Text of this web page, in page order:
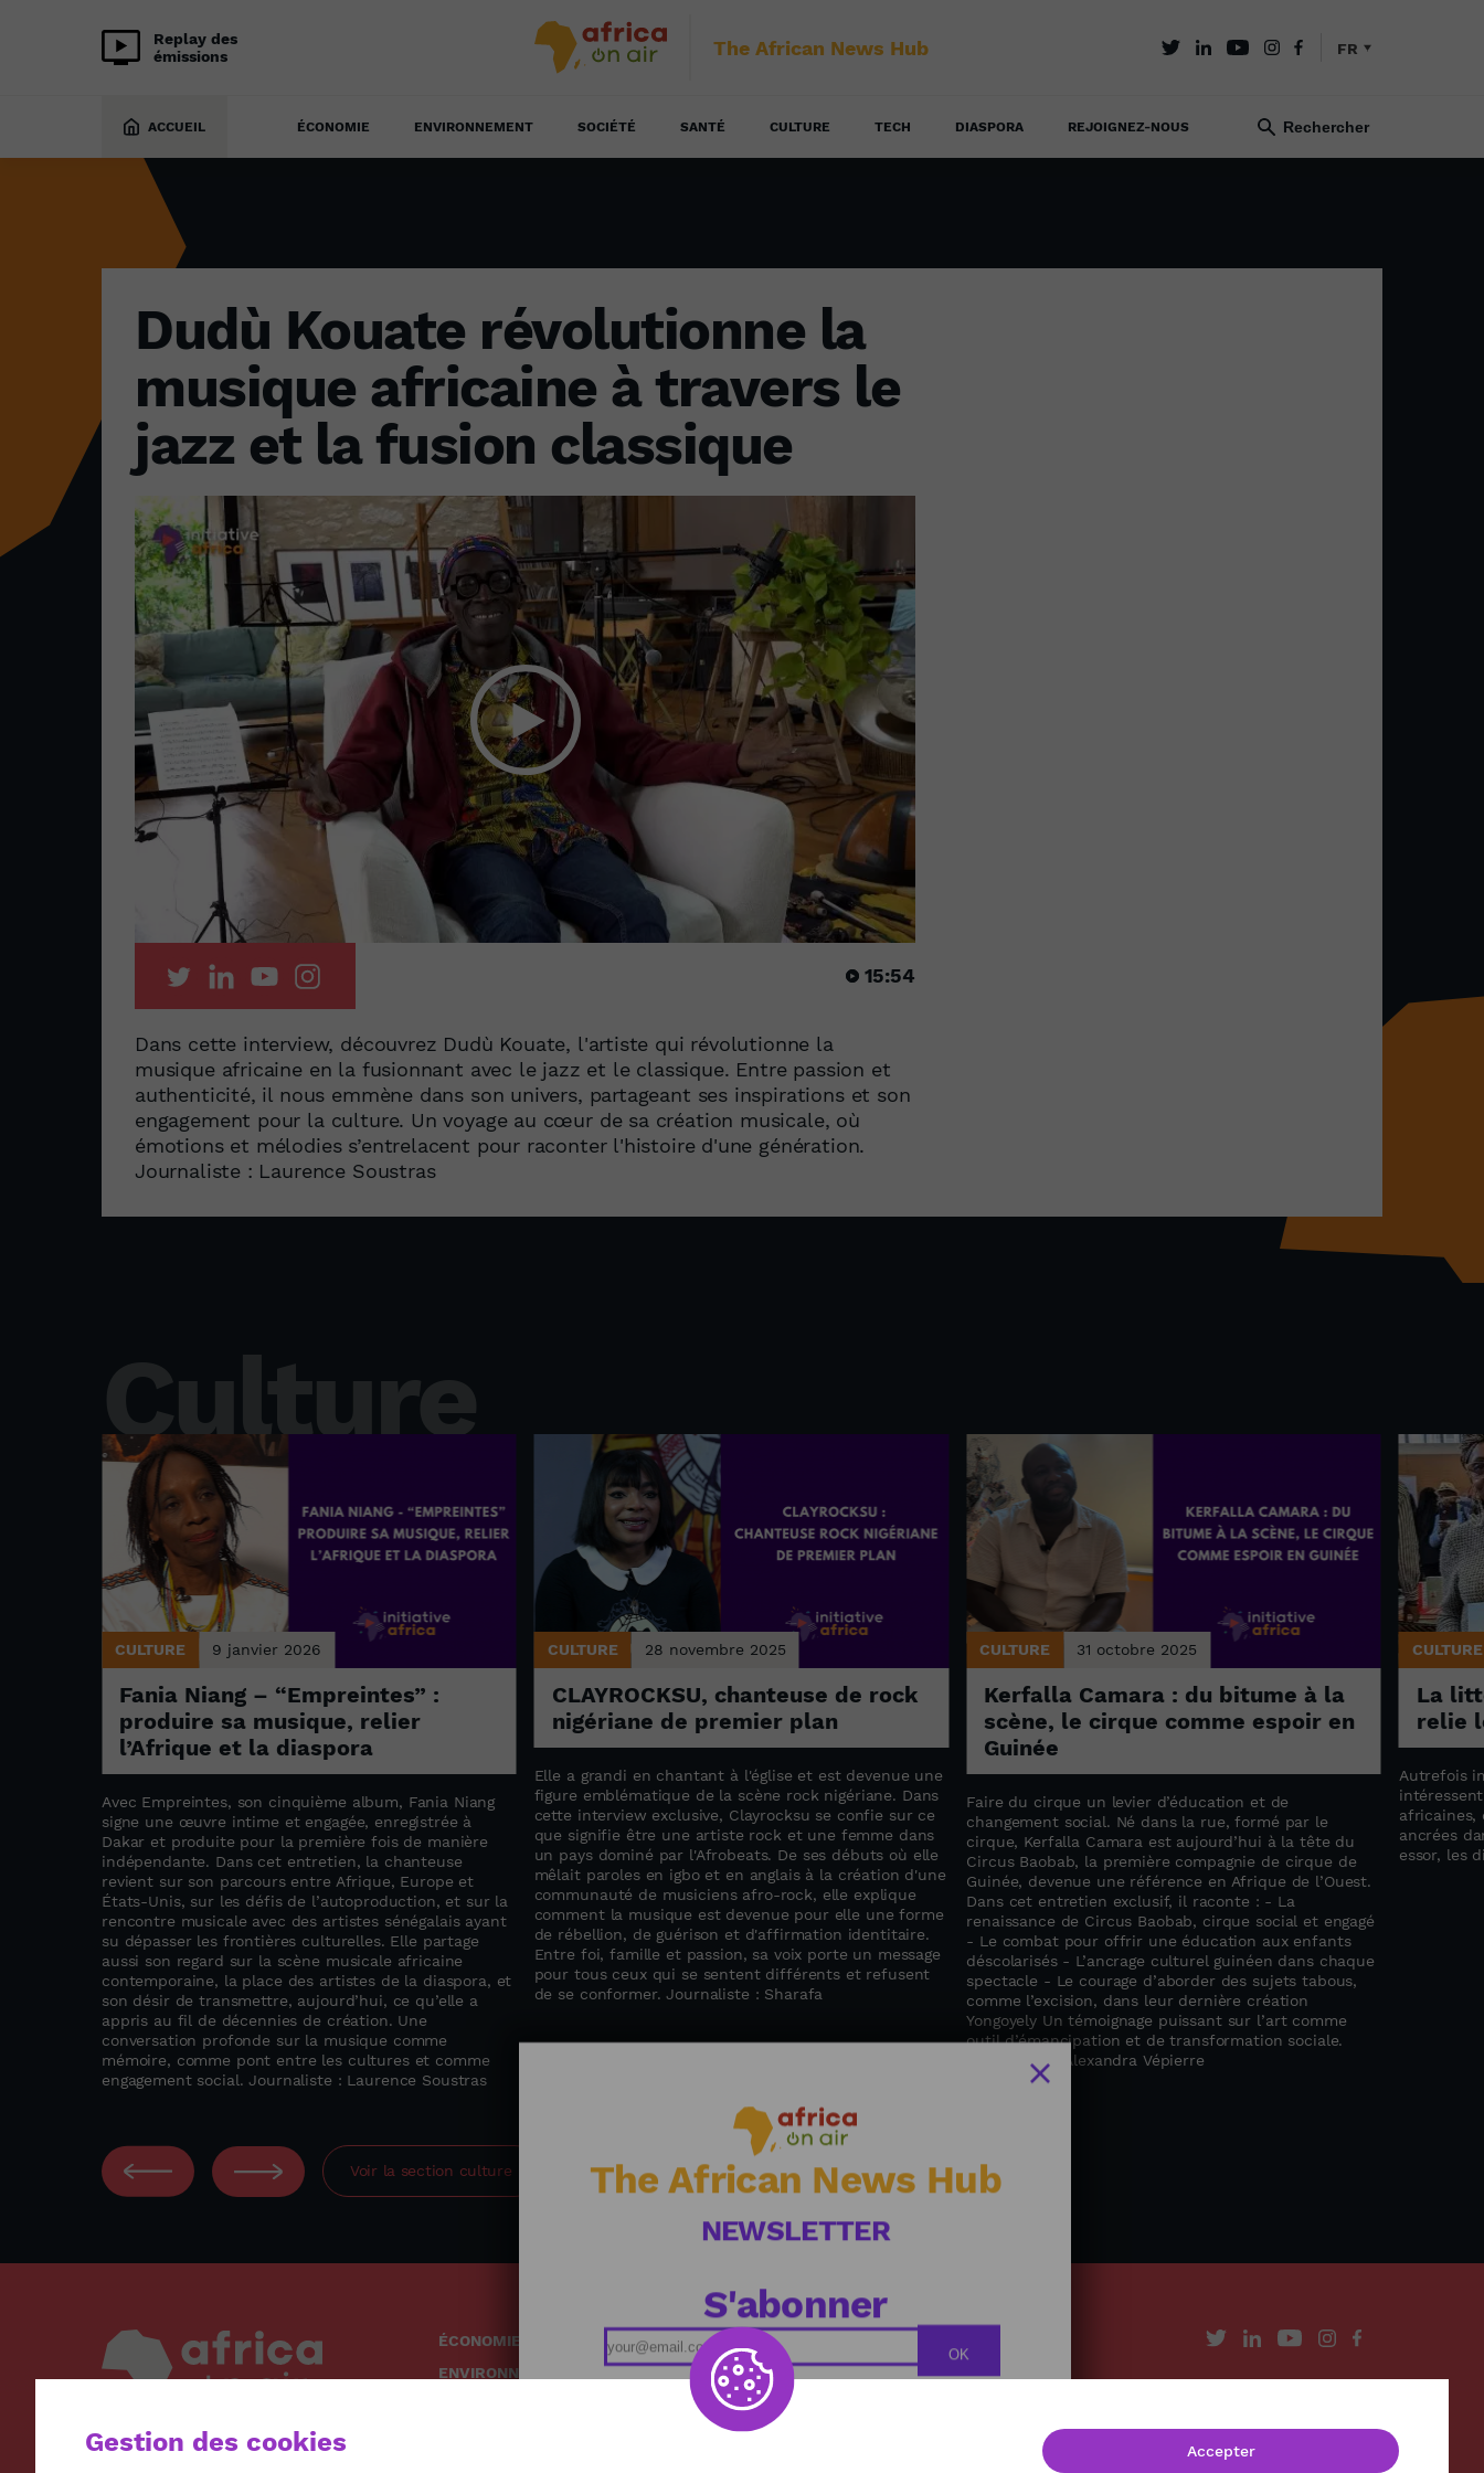
Replay des
émissions
The African News Hub FR
ACCUEIL ÉCONOMIE ENVIRONNEMENT SOCIÉTÉ SANTÉ CULTURE TECH DIASPORA REJOIGNEZ-NOUS
Dudù Kouate révolutionne la
musique africaine à travers le
jazz et la fusion classique
15:54
Dans cette interview, découvrez Dudù Kouate, l'artiste qui révolutionne la
musique africaine en la fusionnant avec le jazz et le classique. Entre passion et
authenticité, il nous emmène dans son univers, partageant ses inspirations et son
engagement pour la culture. Un voyage au cœur de sa création musicale, où
émotions et mélodies s’entrelacent pour raconter l'histoire d'une génération.
Journaliste : Laurence Soustras
Culture
CULTURE 9 janvier 2026
Fania Niang – “Empreintes” :
produire sa musique, relier
l’Afrique et la diaspora
Avec Empreintes, son cinquième album, Fania Niang
signe une œuvre intime et engagée, enregistrée à
Dakar et produite pour la première fois de manière
indépendante. Dans cet entretien, la chanteuse
revient sur son parcours entre Afrique, Europe et
États-Unis, sur les défis de l’autoproduction, et sur la
rencontre musicale avec des artistes sénégalais ayant
su dépasser les frontières culturelles. Elle partage
aussi son regard sur la scène musicale africaine
contemporaine, la place des artistes de la diaspora, et
son désir de transmettre, aujourd’hui, ce qu’elle a
appris au fil de décennies de création. Une
conversation profonde sur la musique comme
mémoire, comme pont entre les cultures et comme
engagement social. Journaliste : Laurence Soustras
CULTURE 28 novembre 2025
CLAYROCKSU, chanteuse de rock
nigériane de premier plan
Elle a grandi en chantant à l'église et est devenue une
figure emblématique de la scène rock nigériane. Dans
cette interview exclusive, Clayrocksu se confie sur ce
que signifie être une artiste rock et une femme dans
un pays dominé par l'Afrobeats. De ses débuts où elle
mêlait paroles en igbo et en anglais à la création d'une
communauté de musiciens afro-rock, elle explique
comment la musique est devenue pour elle une forme
de rébellion, de guérison et d'affirmation identitaire.
Entre foi, famille et passion, sa voix porte un message
pour tous ceux qui se sentent différents et refusent
de se conformer. Journaliste : Sharafa
CULTURE 31 octobre 2025
Kerfalla Camara : du bitume à la
scène, le cirque comme espoir en
Guinée
Faire du cirque un levier d’éducation et de
changement social. Né dans la rue, formé par le
cirque, Kerfalla Camara est aujourd’hui à la tête du
Circus Baobab, la première compagnie de cirque de
Guinée, devenue une référence en Afrique de l’Ouest.
Dans cet entretien exclusif, il raconte : - La
renaissance de Circus Baobab, cirque social et engagé
- Le combat pour offrir une éducation aux enfants
déscolarisés - L’ancrage culturel guinéen dans chaque
spectacle - Le courage d’aborder des sujets tabous,
comme l’excision, dans leur dernière création
Yongoyely Un témoignage puissant sur l’art comme
outil d’émancipation et de transformation sociale.
Journaliste : Alexandra Vépierre
CULTURE
La
relie
Autrefois
ancrées
essor, les
Voir la section culture
ÉCONOMIE
ENVIRONNEMENT
Podcasts
Replays
Grille des émissions
The African News Hub
NEWSLETTER
S'abonner
OK
Gestion des cookies Accepter